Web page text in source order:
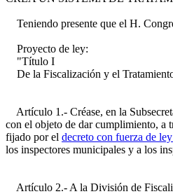
Teniendo presente que el H.
Proyecto de ley:
"Título I
De la Fiscalización y el
Artículo 1.- Créase, en la
con el objeto de dar cumplimiento, a
fijado por el decreto con fuerza de
los inspectores municipales y a los
Artículo 2.- A la División de